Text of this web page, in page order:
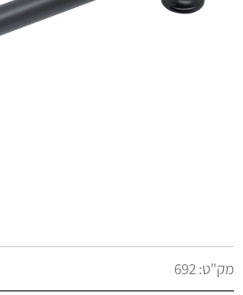
מק"ט:692